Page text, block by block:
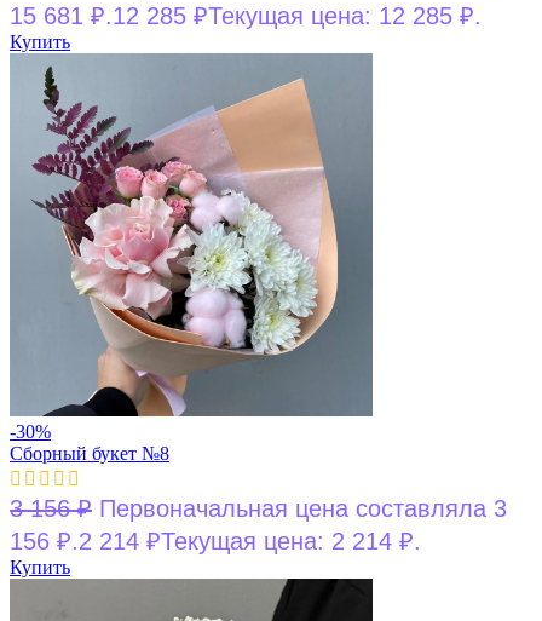
15 681 ₽.12 285 ₽Текущая цена: 12 285 ₽.
Купить
-30%
Сборный букет №8
3 156₽ Первоначальная цена составляла 3
156 ₽.2 214 ₽Текущая цена: 2 214 ₽.
Купить